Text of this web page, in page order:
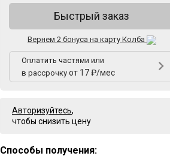
Быстрый заказ
Вернем 2 бонуса на карту Колба
Оплатить частями или
в рассрочку от 17 ₽/мес
Авторизуйтесь,
чтобы снизить цену
Способы получения: